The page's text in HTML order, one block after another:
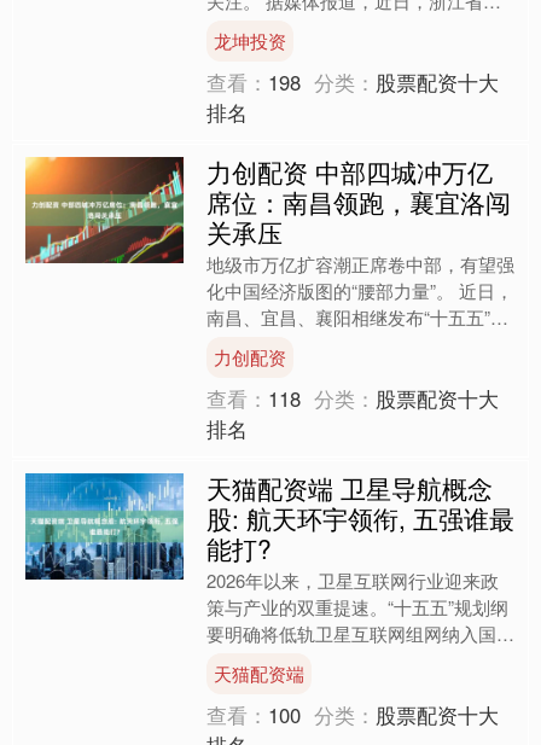
西医结合医院收治了一位45岁患者刘
先生，虽然正值壮年，....
龙坤投资
查看： 198 分类： 股票配资十大
排名
力创配资 中部四城冲万亿
席位：南昌领跑，襄宜洛闯
关承压
地级市万亿扩容潮正席卷中部，有望强
化中国经济版图的“腰部力量”。 近日，
南昌、宜昌、襄阳相继发布“十五五”规
划发展目标，三城集体锚定万亿GDP
目标。洛阳则在五年....
力创配资
查看： 118 分类： 股票配资十大
排名
天猫配资端 卫星导航概念
股: 航天环宇领衔, 五强谁最
能打?
2026年以来，卫星互联网行业迎来政
策与产业的双重提速。“十五五”规划纲
要明确将低轨卫星互联网组网纳入国家
重大工程项目体系，政府工作报告首次
明确提出“加快发展卫....
天猫配资端
查看： 100 分类： 股票配资十大